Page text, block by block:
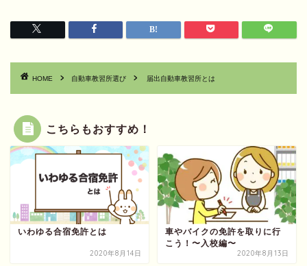
HOME 自動車教習所選び 届出自動車教習所とは
こちらもおすすめ！
いわゆる合宿免許とは
2020年8月14日
車やバイクの免許を取りに行
こう！〜入校編〜
2020年8月13日